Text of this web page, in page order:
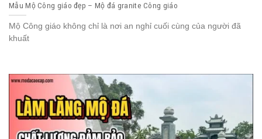
Mẫu Mộ Công giáo đẹp – Mộ đá granite Công giáo
Mộ Công giáo không chỉ là nơi an nghỉ cuối cùng của người đã
khuất